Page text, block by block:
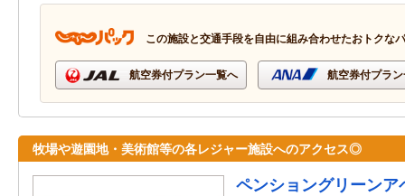
この施設と交通手段を自由に組み合わせたおトクな
航空券付プラン一覧へ 航空券付プラ
牧場や遊園地・美術館等の各レジャー施設へのアクセス◎
ペンショングリーンア